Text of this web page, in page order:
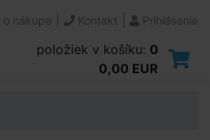
o nákupe Kontakt Prihlásenie
položiek v košíku: 0
0,00 EUR